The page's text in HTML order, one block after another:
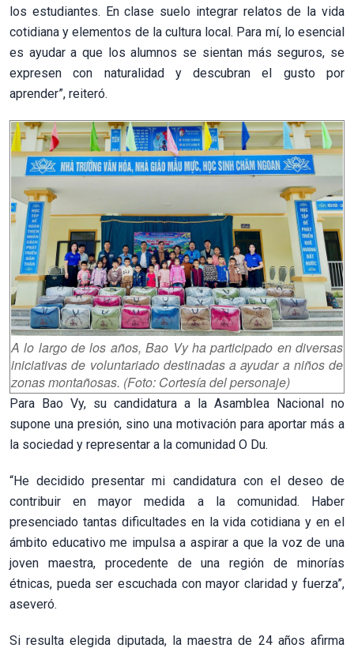
los estudiantes. En clase suelo integrar relatos de la vida
cotidiana y elementos de la cultura local. Para mí, lo esencial
es ayudar a que los alumnos se sientan más seguros, se
expresen con naturalidad y descubran el gusto por
aprender”, reiteró.
A lo largo de los años, Bao Vy ha participado en diversas
iniciativas de voluntariado destinadas a ayudar a niños de
zonas montañosas. (Foto: Cortesía del personaje)
Para Bao Vy, su candidatura a la Asamblea Nacional no
supone una presión, sino una motivación para aportar más a
la sociedad y representar a la comunidad O Du.
“He decidido presentar mi candidatura con el deseo de
contribuir en mayor medida a la comunidad. Haber
presenciado tantas dificultades en la vida cotidiana y en el
ámbito educativo me impulsa a aspirar a que la voz de una
joven maestra, procedente de una región de minorías
étnicas, pueda ser escuchada con mayor claridad y fuerza”,
aseveró.
Si resulta elegida diputada, la maestra de 24 años afirma